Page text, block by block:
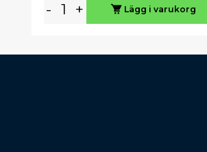
- + Lägg i varukorg